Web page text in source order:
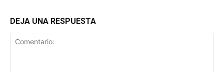
DEJA UNA RESPUESTA